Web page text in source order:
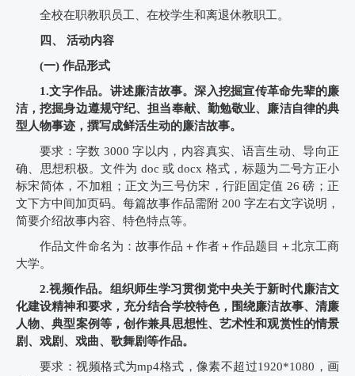
全校在职教职员工、在校学生和离退休教职工。
四、 活动内容
(一) 作品形式
1.文字作品。讲述廉洁故事。深入挖掘宣传革命先辈的廉
洁，挖掘身边遵规守纪、担当奉献、勤勉敬业、廉洁自律的典
型人物事迹，撰写成鲜活生动的廉洁故事。
要求：字数 3000 字以内，内容真实、语言生动、导向正
确、思想积极。文件为 doc 或 docx 格式，标题为二号方正小
标宋简体，不加粗；正文为三号仿宋，行距固定值 26 磅；正
文下方中间加页码。每篇故事作品需附 200 字左右文字说明，
简要介绍故事内容、特色特点等。
作品文件命名为：故事作品＋作者＋作品题目＋北京工商
大学。
2.视频作品。组织师生学习贯彻党中央关于新时代廉洁文
化建设精神和要求，充分结合学校特色，围绕廉洁故事、清廉
人物、典型案例等，创作兼具思想性、艺术性和观赏性的情景
剧、戏剧、戏曲、歌舞剧等作品。
要求：视频格式为mp4格式，像素不超过1920*1080，画